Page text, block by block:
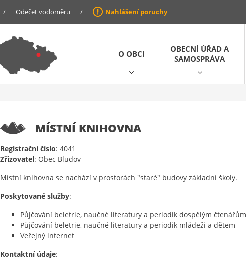
/ Odečet vodoměru / Nahlášení poruchy
O OBCI
OBECNÍ ÚŘAD A
SAMOSPRÁVA
MÍSTNÍ KNIHOVNA
Registrační číslo: 4041
Zřizovatel: Obec Bludov
Místní knihovna se nachází v prostorách "staré" budovy základní školy.
Poskytované služby:
Půjčování beletrie, naučné literatury a periodik dospělým čtenářům
Půjčování beletrie, naučné literatury a periodik mládeži a dětem
Veřejný internet
Kontaktní údaje: